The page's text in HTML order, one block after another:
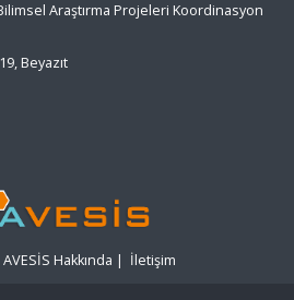
Araştırma Projeleri Koordinasyon
Beyazıt
AVESİS Hakkında | İletişim